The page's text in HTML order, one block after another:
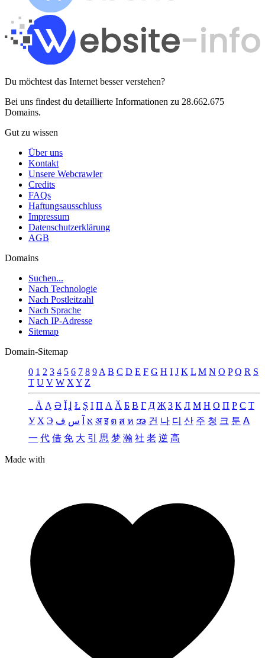
Du möchtest das Internet besser verstehen?
Bei uns findest du detaillierte Informationen zu 28.662.675
Domains.
Gut zu wissen
Über uns
Kontakt
Unsere Webcrawler
Credits
FAQs
Haftungsausschluss
Impressum
Datenschutzerklärung
AGB
Domains
Suchen...
Nach Technologie
Nach Postleitzahl
Nach Sprache
Nach IP-Adresse
Sitemap
Domain-Sitemap
0 1 2 3 4 5 6 7 8 9 A B C D E F G H I J K L M N O P Q R S
T U V W X Y Z
Ä Ą Ə Ǐ Ʝ Ł Ș Ι Π А Ӑ Б В Г Д Җ З К Л М Н О П Р С Т
У Х Э א س ف अ इ ต ส ห အ 건 나 디 산 주 청 크 툰 ꓮ
一 代 借 免 大 引 思 梦 瀚 社 老 逆 高
Made with